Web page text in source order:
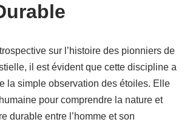
sur l’histoire des pionniers de
il est évident que cette discipline a
la simple observation des étoiles. Elle
pour comprendre la nature et
durable entre l’homme et son